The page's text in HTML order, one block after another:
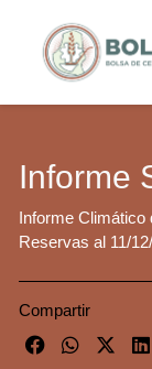
Informe
Informe Climático
Reservas al 11/
Compartir